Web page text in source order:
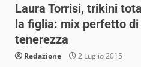
Laura Torrisi, trikini
la figlia: mix perfetto
tenerezza
Redazione 2 Luglio 2015